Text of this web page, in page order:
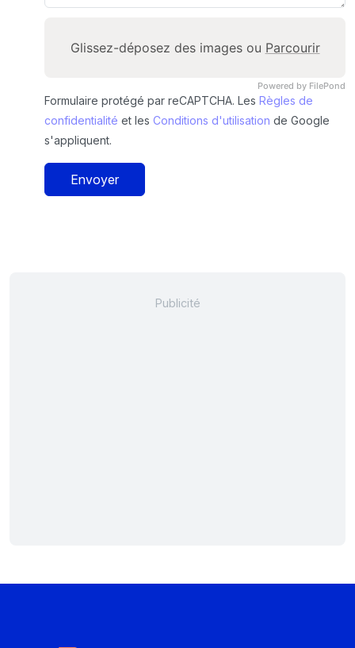
Powered by FilePond
Glissez-déposez des images ou Parcourir
Formulaire protégé par reCAPTCHA. Les Règles de
confidentialité et les Conditions d'utilisation de Google
s'appliquent.
Envoyer